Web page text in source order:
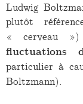
Ludwig
plutôt
« cerveau
fluctuations
particulier à
Boltzmann).